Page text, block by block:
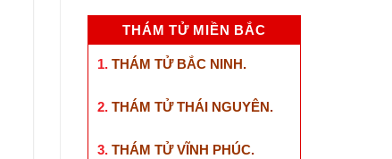
THÁM TỬ MIỀN BẮC
1. THÁM TỬ BẮC NINH.
2. THÁM TỬ THÁI NGUYÊN.
3. THÁM TỬ VĨNH PHÚC.